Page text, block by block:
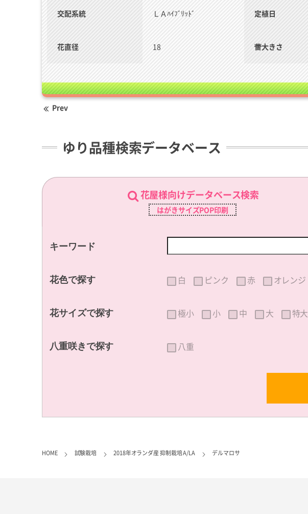
交配系統 ＬＡﾊｲﾌﾞﾘｯﾄﾞ 定植日
花直径 18 蕾大きさ
Prev
ゆり品種検索データベース
花屋様向けデータベース検索
はがきサイズPOP印刷
キーワード
花色で探す 白 ピンク 赤 オレンジ
花サイズで探す 極小 小 中 大 特大
八重咲きで探す 八重
HOME 試験栽培 2018年オランダ産 抑制栽培 A/LA デルマロサ